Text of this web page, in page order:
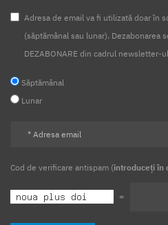
Adresa de email va fi utilizată doar în
(săptămânal sau lunar). Dezabonarea
DEZABONARE din cadrul newsletter-
Săptămânal
Lunar
Cod de verificare antispam (introduceți în
=